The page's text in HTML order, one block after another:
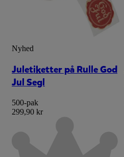
Nyhed
Juletiketter på Rulle God
Jul Segl
500-pak
299,90 kr